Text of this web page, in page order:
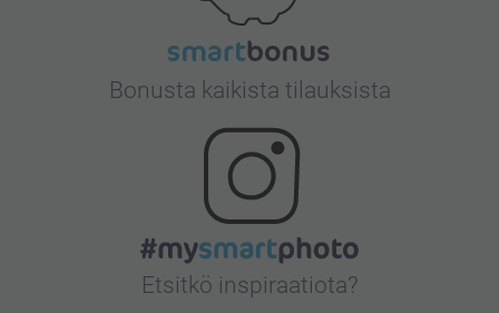
Bonusta kaikista tilauksista
Etsitkö inspiraatiota?